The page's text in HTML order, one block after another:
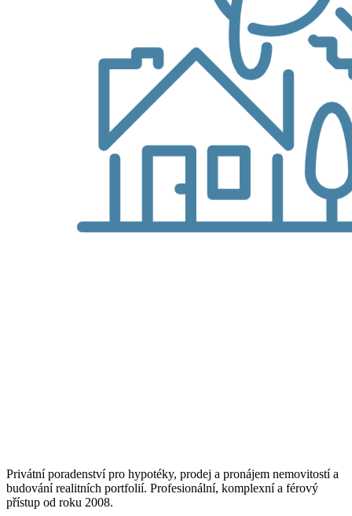
Privátní poradenství pro hypotéky, prodej a pronájem nemovitostí a
budování realitních portfolií. Profesionální, komplexní a férový
přístup od roku 2008.